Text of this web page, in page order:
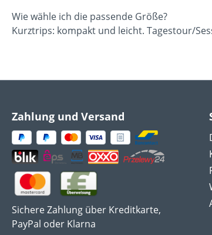
Wie wähle ich die passende Größe?
Kurztrips: kompakt und leicht. Tagestour/
Zahlung und Versand
Sichere Zahlung über Kreditkarte,
PayPal oder Klarna